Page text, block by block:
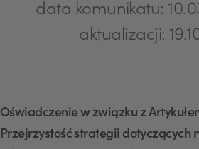
data komunikatu:
aktualizacji:
Oświadczenie w związku z
Przejrzystość strategii dotyczących